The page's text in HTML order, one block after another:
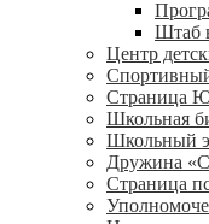
Штаб
Центр
Страница
Школьная
Школьный
Дружина
Страница